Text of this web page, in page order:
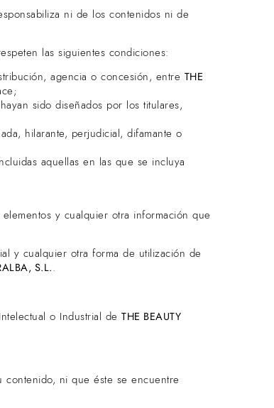
ni de los contenidos ni de
las siguientes condiciones:
agencia o concesión, entre THE
sido diseñados por los titulares,
hilarante, perjudicial, difamante o
aquellas en las que se incluya
y cualquier otra información que
y cualquier otra forma de utilización de
S.L..
o Industrial de THE BEAUTY
ni que éste se encuentre